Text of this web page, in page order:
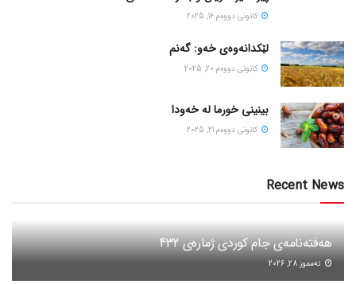
كانونی دووه‌م 16, 2025
لێکدانەوەی خەو: گەنم
كانونی دووه‌م 20, 2025
بینینی خورما لە خەودا
كانونی دووه‌م 21, 2025
Recent News
هەفتەنامەی جام کوردی ژمارەی 432
ته‌مموز 28, 2026